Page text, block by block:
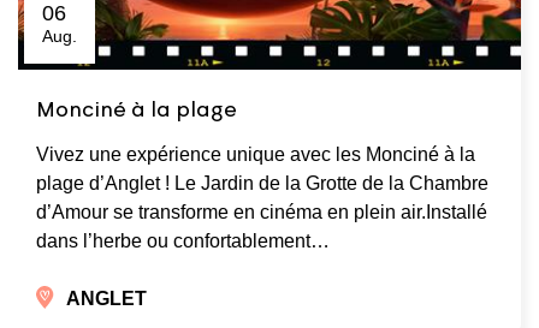
06
Aug.
Monciné à la plage
Vivez une expérience unique avec les Monciné à la
plage d’Anglet ! Le Jardin de la Grotte de la Chambre
d’Amour se transforme en cinéma en plein air.Installé
dans l’herbe ou confortablement…
ANGLET